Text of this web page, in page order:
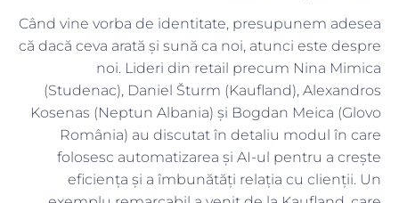
Când vine vorba de identitate, presupunem adesea
că dacă ceva arată și sună ca noi, atunci este despre
noi. Lideri din retail precum Nina Mimica
(Studenac), Daniel Šturm (Kaufland), Alexandros
Kosenas (Neptun Albania) și Bogdan Meica (Glovo
România) au discutat în detaliu modul în care
folosesc automatizarea și AI-ul pentru a crește
eficiența și a îmbunătăți relația cu clienții. Un